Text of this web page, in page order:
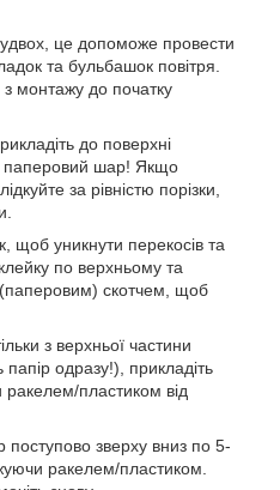
це допоможе провести
та бульбашок повітря.
з монтажу до початку
до поверхні
паперовий шар! Якщо
за рівністю порізки,
щоб уникнути перекосів та
по верхньому та
скотчем, щоб
з верхньої частини
одразу!), прикладіть
пластиком від
зверху вниз по 5-
ракелем/пластиком.